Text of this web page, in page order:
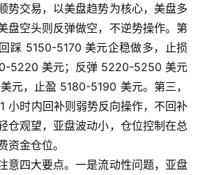
势交易，以美盘趋势为核心，美盘多
盘空头则反弹做空，不逆势操作。第
踩 5150-5170 美元企稳做多，止损
5220 美元；反弹 5220-5250 美元
元，止盈 5180-5190 美元。第三，
小时内回补则弱势反向操作，不回补
仓观望，亚盘波动小，仓位控制在总
资金仓位。
意四大要点。一是流动性问题，亚盘